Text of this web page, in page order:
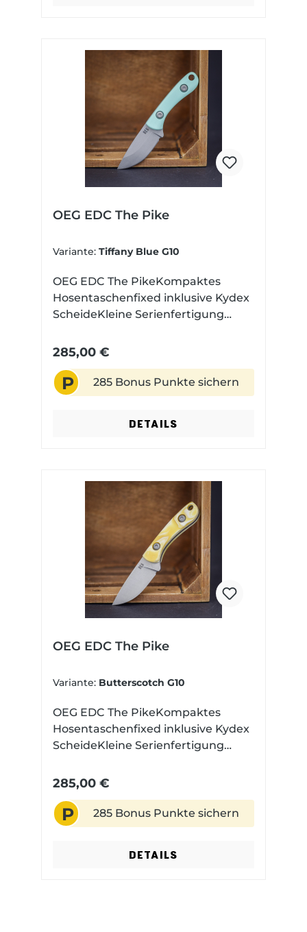
OEG EDC The Pike
Variante: Tiffany Blue G10
OEG EDC The PikeKompaktes
Hosentaschenfixed inklusive Kydex
ScheideKleine Serienfertigung
einem Stonewashed
285,00 €
P 285 Bonus Punkte sichern
DETAILS
OEG EDC The Pike
Variante: Butterscotch G10
OEG EDC The PikeKompaktes
Hosentaschenfixed inklusive Kydex
ScheideKleine Serienfertigung
einem Stonewashed
285,00 €
P 285 Bonus Punkte sichern
DETAILS